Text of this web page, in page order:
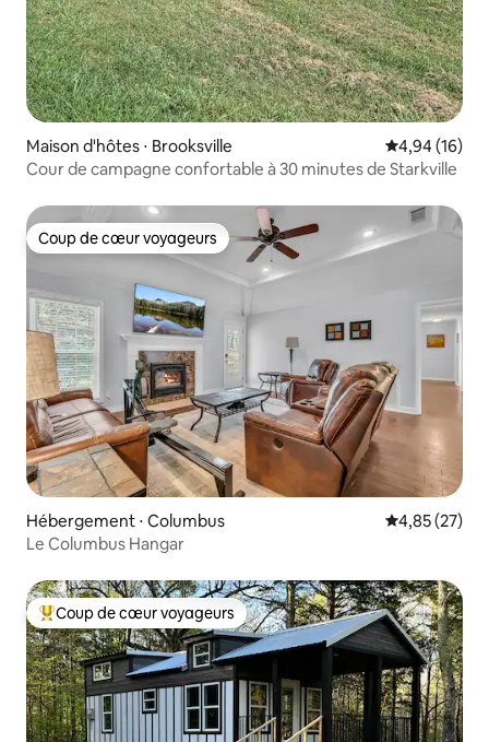
Maison d'hôtes ⋅ Brooksville Évaluation
4,94 (16)
Cour de campagne confortable à 30 minutes de Starkville
Coup de cœur voyageurs
Coup de cœur voyageurs
Hébergement ⋅ Columbus Évaluation
4,85 (27)
Le Columbus Hangar
Coups de cœur voyageurs les plus appréciés
Coup de cœur voyageurs